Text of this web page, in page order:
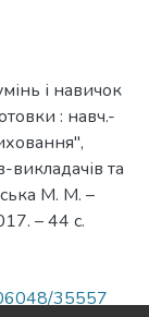
і навичок
: навч.-
викладачів та
М. М. –
– 44 с.
35557